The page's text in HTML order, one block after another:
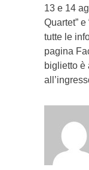
13 e 14
Quartet”
tutte le
pagina
biglietto è